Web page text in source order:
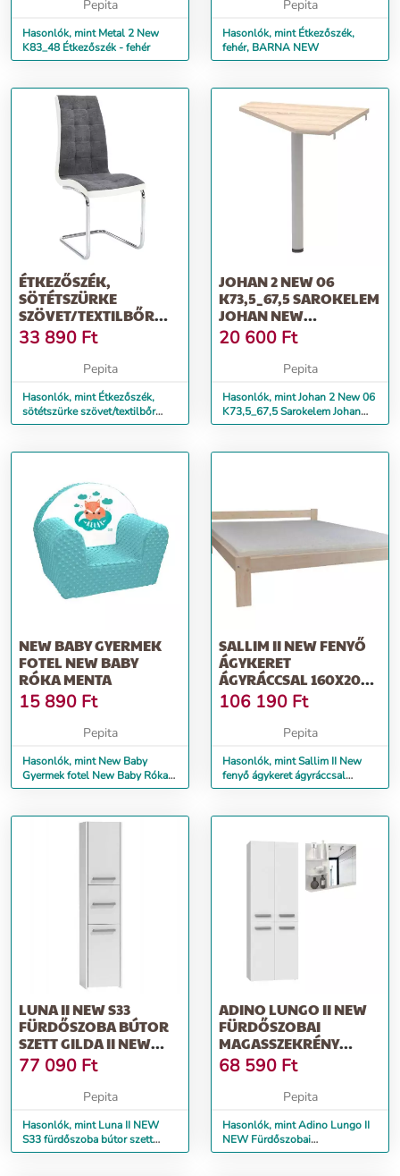
Pepita
Hasonlók, mint Metal 2 New
K83_48 Étkezőszék - fehér
Pepita
Hasonlók, mint Étkezőszék,
fehér, BARNA NEW
ÉTKEZŐSZÉK,
SÖTÉTSZÜRKE
SZÖVET/TEXTILBŐR
FEHÉR/KRÓM,
SALOMA NEW
33 890 Ft
Pepita
Hasonlók, mint Étkezőszék,
sötétszürke szövet/textilbőr
fehér/króm, SALOMA NEW
JOHAN 2 NEW 06
K73,5_67,5 SAROKELEM
JOHAN NEW
ÍRÓASZTALOKHOZ -
SONOMA
20 600 Ft
Pepita
Hasonlók, mint Johan 2 New 06
K73,5_67,5 Sarokelem Johan
New íróasztalokhoz - sonoma
NEW BABY GYERMEK
FOTEL NEW BABY
RÓKA MENTA
15 890 Ft
Pepita
Hasonlók, mint New Baby
Gyermek fotel New Baby Róka
menta
SALLIM II NEW FENYŐ
ÁGYKERET
ÁGYRÁCCSAL 160X200
CM, EDORMO II NEW...
106 190 Ft
Pepita
Hasonlók, mint Sallim II New
fenyő ágykeret ágyráccsal
160x200 cm, Edormo II New...
LUNA II NEW S33
FÜRDŐSZOBA BÚTOR
SZETT GILDA II NEW
ALSÓSZEKRÉNY...
77 090 Ft
Pepita
Hasonlók, mint Luna II NEW
S33 fürdőszoba bútor szett
Gilda II New alsószekrény...
ADINO LUNGO II NEW
FÜRDŐSZOBAI
MAGASSZEKRÉNY
ADINO II NEW
FÜRDŐSZ...
68 590 Ft
Pepita
Hasonlók, mint Adino Lungo II
NEW Fürdőszobai
magasszekrény Adino II NEW